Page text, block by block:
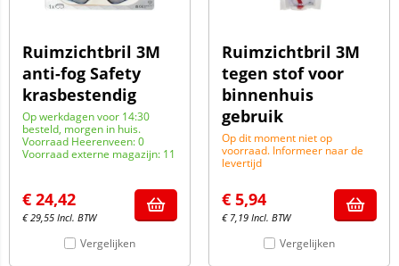
Ruimzichtbril 3M
anti-fog Safety
krasbestendig
Op werkdagen voor 14:30
besteld, morgen in huis.
Voorraad Heerenveen: 0
Voorraad externe magazijn: 11
€ 24,42
€29,55 Incl. BTW
Vergelijken
Ruimzichtbril 3M
tegen stof voor
binnenhuis
gebruik
Op dit moment niet op
voorraad. Informeer naar de
levertijd
€ 5,94
€ 7,19 Incl. BTW
Vergelijken